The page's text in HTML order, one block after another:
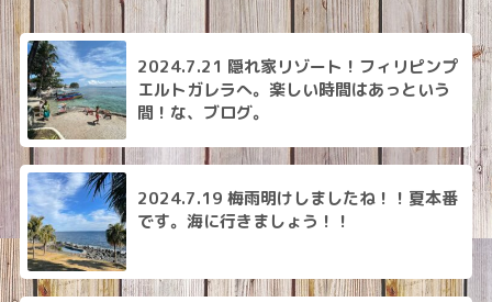
2024.7.21 隠れ家リゾート！フィリピンプ
エルトガレラへ。楽しい時間はあっという
間！な、ブログ。
2024.7.19 梅雨明けしましたね！！夏本番
です。海に行きましょう！！